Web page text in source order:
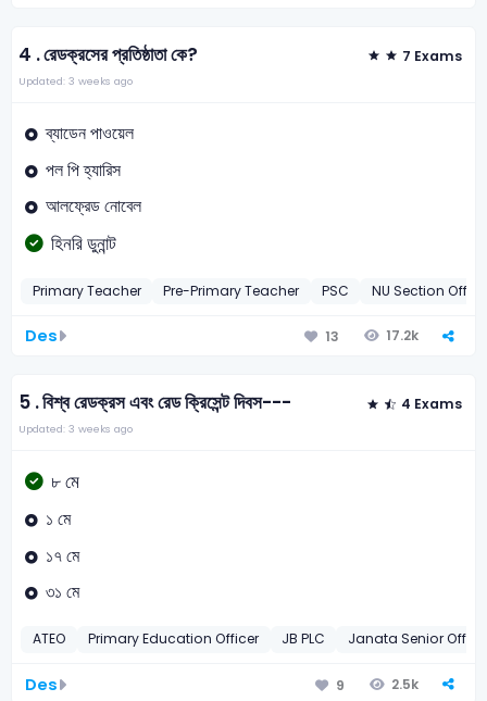
4 .রেডক্রসের প্রতিষ্ঠাতা কে? 7 Exams
Updated: 3 weeks ago
ব্যাডেন পাওয়েল
পল পি হ্যারিস
আলফ্রেড নোবেল
হিনরি ডুনান্ট
Primary Teacher Pre-Primary Teacher PSC NU Section
Des 13 17.2k
5 .বিশ্ব রেডক্রস এবং রেড ক্রিসেন্ট দিবস--- 4 Exams
Updated: 3 weeks ago
৮ মে
১ মে
১৭ মে
৩১ মে
ATEO Primary Education Officer JB PLC Janata Senior
Des 9 2.5k